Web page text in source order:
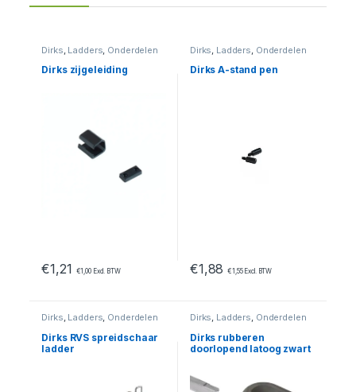
Dirks Ladders Onderdelen
Dirks zijgeleiding
€1,21 €1,00Excl. BTW
Dirks Ladders Onderdelen
Dirks A-stand pen
€1,88 €1,55Excl. BTW
Dirks, Ladders, Onderdelen
Dirks RVS spreidschaar
ladder
Dirks, Ladders, Onderdelen
Dirks rubberen
doorlopend latoog zwart